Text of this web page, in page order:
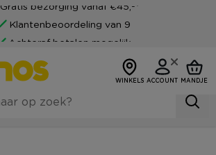
Gratis bezorging vanaf €45,-*
Klantenbeoordeling van 9
Achteraf betalen mogelijk
WINKELS ACCOUNT MANDJE